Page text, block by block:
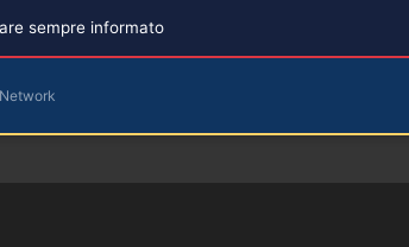
sempre informato
Network